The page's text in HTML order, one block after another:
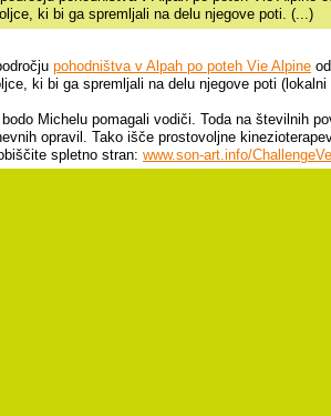
ki bi ga spremljali na delu njegove poti. (...)
pohodništva v Alpah po poteh Vie Alpine
ki bi ga spremljali na delu njegove poti
Michelu pomagali vodiči. Toda na številnih
opravil. Tako išče prostovoljne
spletno stran: www.son-art.info/